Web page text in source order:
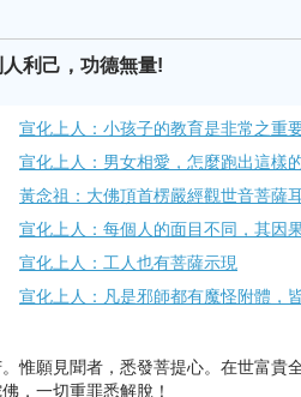
利己，功德無量!
宣化上人：小孩子的教育是非常之重
宣化上人：男女相愛，怎麼跑出這樣
黃念祖：大佛頂首楞嚴經觀世音菩薩
宣化上人：每個人的面目不同，其因
宣化上人：工人也有菩薩示現
宣化上人：凡是邪師都有魔怪附體，
惟願見聞者，悉發菩提心。在世富貴
，一切重罪悉解脫！